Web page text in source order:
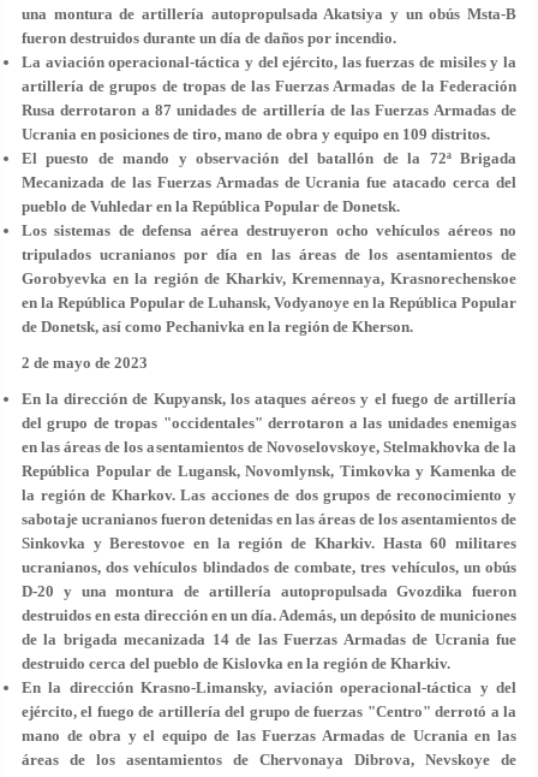
una montura de artillería autopropulsada Akatsiya y un obús Msta-B
fueron destruidos durante un día de daños por incendio.
La aviación operacional-táctica y del ejército, las fuerzas de misiles y la
artillería de grupos de tropas de las Fuerzas Armadas de la Federación
Rusa derrotaron a 87 unidades de artillería de las Fuerzas Armadas de
Ucrania en posiciones de tiro, mano de obra y equipo en 109 distritos.
El puesto de mando y observación del batallón de la 72ª Brigada
Mecanizada de las Fuerzas Armadas de Ucrania fue atacado cerca del
pueblo de Vuhledar en la República Popular de Donetsk.
Los sistemas de defensa aérea destruyeron ocho vehículos aéreos no
tripulados ucranianos por día en las áreas de los asentamientos de
Gorobyevka en la región de Kharkiv, Kremennaya, Krasnorechenskoe
en la República Popular de Luhansk, Vodyanoye en la República Popular
de Donetsk, así como Pechanivka en la región de Kherson.
2 de mayo de 2023
En la dirección de Kupyansk, los ataques aéreos y el fuego de artillería
del grupo de tropas "occidentales" derrotaron a las unidades enemigas
en las áreas de los asentamientos de Novoselovskoye, Stelmakhovka de la
República Popular de Lugansk, Novomlynsk, Timkovka y Kamenka de
la región de Kharkov. Las acciones de dos grupos de reconocimiento y
sabotaje ucranianos fueron detenidas en las áreas de los asentamientos de
Sinkovka y Berestovoe en la región de Kharkiv. Hasta 60 militares
ucranianos, dos vehículos blindados de combate, tres vehículos, un obús
D-20 y una montura de artillería autopropulsada Gvozdika fueron
destruidos en esta dirección en un día. Además, un depósito de municiones
de la brigada mecanizada 14 de las Fuerzas Armadas de Ucrania fue
destruido cerca del pueblo de Kislovka en la región de Kharkiv.
En la dirección Krasno-Limansky, aviación operacional-táctica y del
ejército, el fuego de artillería del grupo de fuerzas "Centro" derrotó a la
mano de obra y el equipo de las Fuerzas Armadas de Ucrania en las
áreas de los asentamientos de Chervonaya Dibrova, Nevskoye de